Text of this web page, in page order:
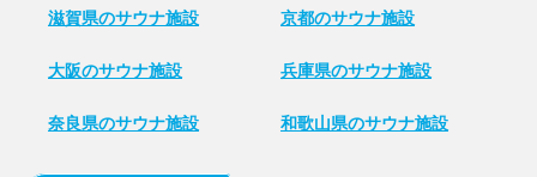
滋賀県のサウナ施設 京都のサウナ施設
大阪のサウナ施設 兵庫県のサウナ施設
奈良県のサウナ施設 和歌山県のサウナ施設